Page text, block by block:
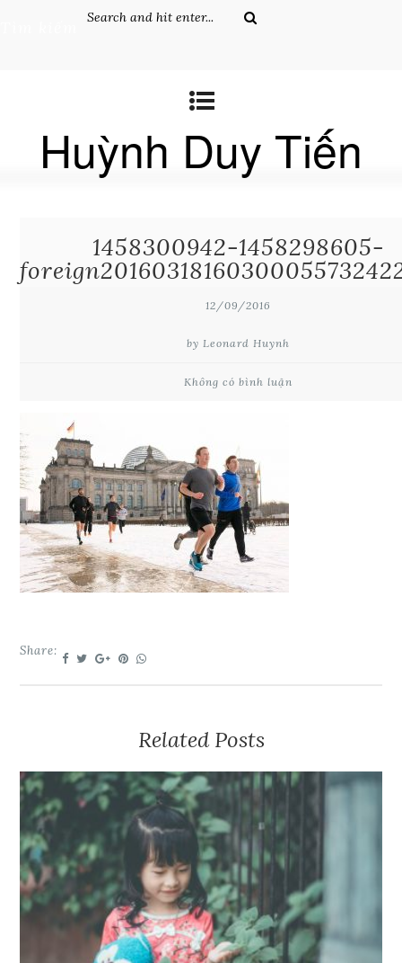
Huỳnh Duy Tiến
1458300942-1458298605-
12/09/2016
by Leonard Huynh
Không có bình luận
Share:
Related Posts